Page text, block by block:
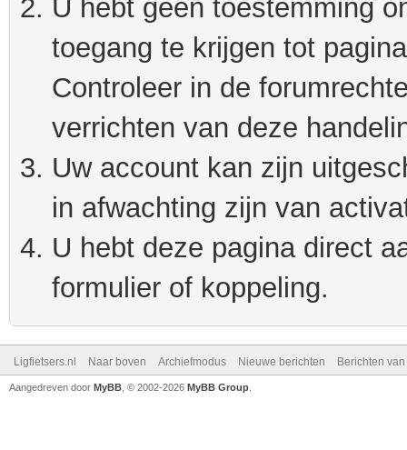
U hebt geen toestemming
toegang te krijgen tot
Controleer in de
verrichten van deze
Uw account kan zijn
in afwachting zijn van
U hebt deze pagina direct
formulier of koppeling.
Ligfietsers.nl Naar boven Archiefmodus Nieuwe berichten Berichten
Aangedreven door MyBB , © 2002-2026 MyBB Group